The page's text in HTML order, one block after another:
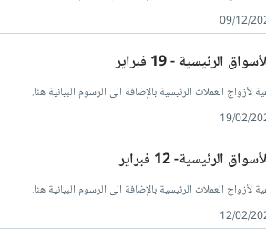
09/12/
الرئيسية - 19 فبراير
العملات الرئيسية بالإضافة الى الرسوم البيانية هنا.
19/02/
الرئيسية- 12 فبراير
العملات الرئيسية بالإضافة الى الرسوم البيانية هنا.
12/02/